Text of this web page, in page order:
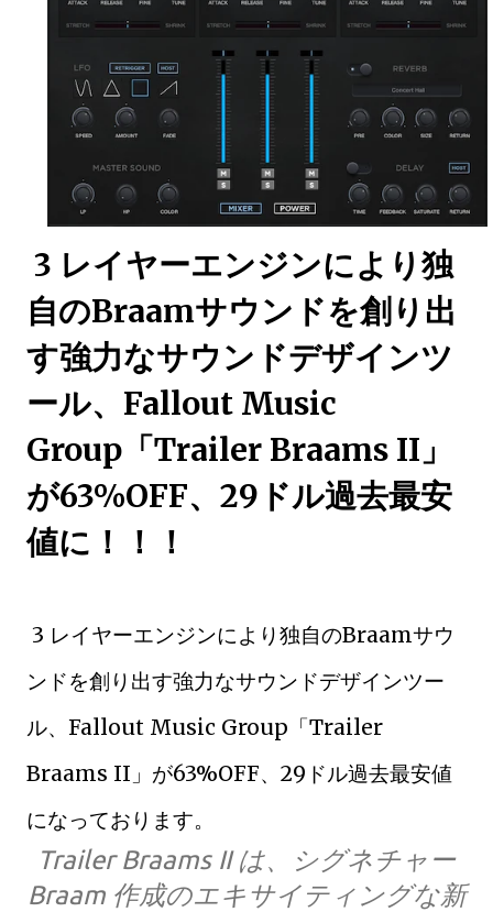
3 レイヤーエンジンにより独
自のBraamサウンドを創り出
す強力なサウンドデザインツ
ール、Fallout Music
Group「Trailer Braams II」
が63%OFF、29ドル過去最安
値に！！！
3 レイヤーエンジンにより独自のBraamサウ
ンドを創り出す強力なサウンドデザインツー
ル、Fallout Music Group「Trailer
Braams II」が63%OFF、29ドル過去最安値
になっております。
Trailer Braams II は、シグネチャー
Braam 作成のエキサイティングな新